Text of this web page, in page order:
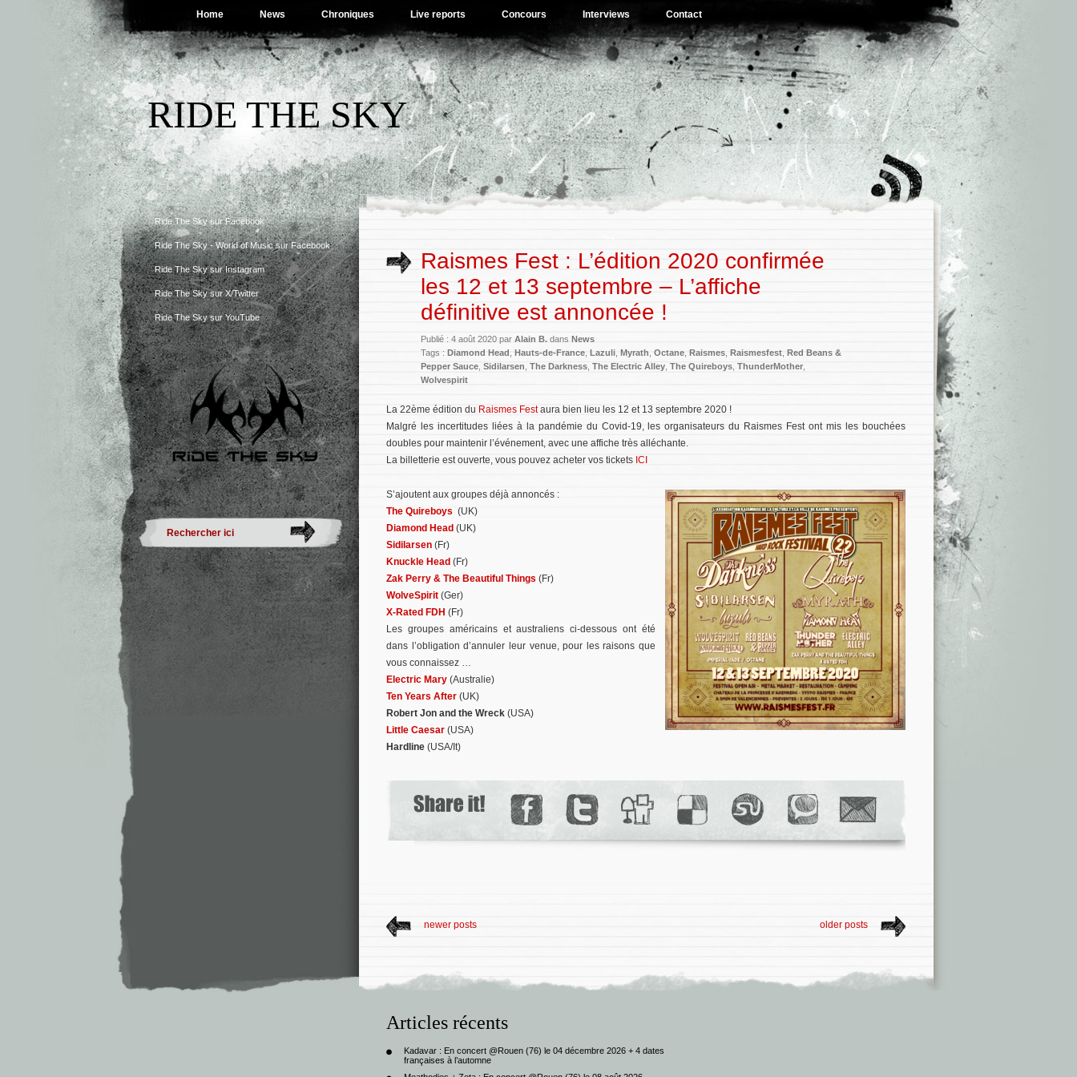
Home News Chroniques Live reports Concours Interviews Contact
RIDE THE SKY
Ride The Sky sur Facebook
Ride The Sky - World of Music sur Facebook
Ride The Sky sur Instagram
Ride The Sky sur X/Twitter
Ride The Sky sur YouTube
Raismes Fest : L’édition 2020 confirmée
les 12 et 13 septembre – L’affiche
définitive est annoncée !
Publié : 4 août 2020 par Alain B. dans News
Tags : Diamond Head Hauts-de-France Lazuli Myrath Octane Raismes Raismesfest Red Beans &
Pepper Sauce Sidilarsen The Darkness The Electric Alley The Quireboys ThunderMother
Wolvespirit
La 22ème édition du Raismes Festaura bien lieu les 12 et 13 septembre 2020 !
Malgré les incertitudes liées à la pandémie du Covid-19, les organisateurs du Raismes Fest ont mis les bouchées
doubles pour maintenir l’événement, avec une affiche très alléchante.
La billetterie est ouverte, vous pouvez acheter vos tickets ICI
S’ajoutent aux groupes déjà annoncés :
The Quireboys (UK)
Diamond Head (UK)
Sidilarsen (Fr)
Knuckle Head (Fr)
Zak Perry & The Beautiful Things (Fr)
WolveSpirit (Ger)
X-Rated FDH (Fr)
Les groupes américains et australiens ci-dessous ont été
dans l’obligation d’annuler leur venue, pour les raisons que
vous connaissez …
Electric Mary (Australie)
Ten Years After (UK)
Robert Jon and the Wreck (USA)
Little Caesar (USA)
Hardline (USA/It)
newer posts older posts
Articles récents
Kadavar : En concert @Rouen (76) le 04 décembre 2026 + 4 dates
françaises à l’automne